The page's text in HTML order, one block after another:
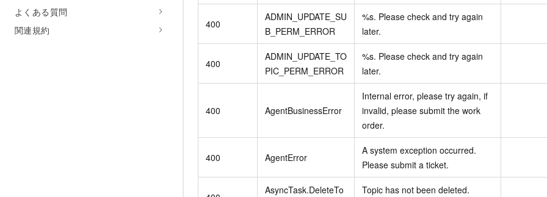
よくある質問
関連規約
400
ADMIN_UPDATE_SU
B_PERM_ERROR
%s. Please check and try again
later.
400
ADMIN_UPDATE_TO
PIC_PERM_ERROR
%s. Please check and try again
later.
400 AgentBusinessError
Internal error, please try again, if
invalid, please submit the work
order.
400 AgentError
A system exception occurred.
Please submit a ticket.
AsyncTask.DeleteTo Topic has not been deleted.